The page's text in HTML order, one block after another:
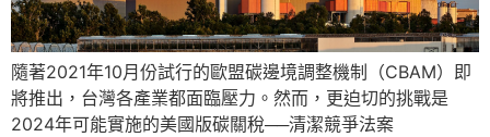
隨著2021年10月份試行的歐盟碳邊境調整機制（CBAM）即
將推出，台灣各產業都面臨壓力。然而，更迫切的挑戰是
2024年可能實施的美國版碳關稅──清潔競爭法案